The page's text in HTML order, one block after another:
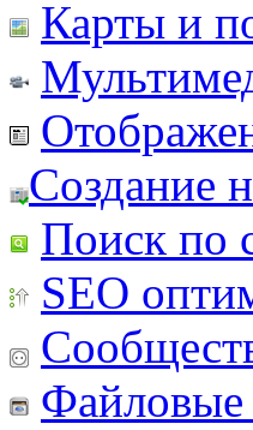
Карты и
Создание
Поиск по
SEO